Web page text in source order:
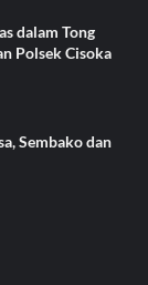
dalam Tong
Polsek Cisoka
Sembako dan